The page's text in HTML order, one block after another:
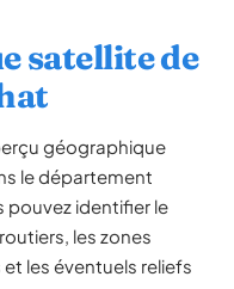
satellite de
géographique
le département
pouvez identifier le
les zones
les éventuels reliefs